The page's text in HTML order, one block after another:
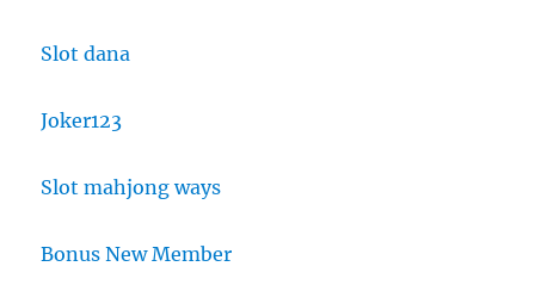
Slot dana
Joker123
Slot mahjong ways
Bonus New Member